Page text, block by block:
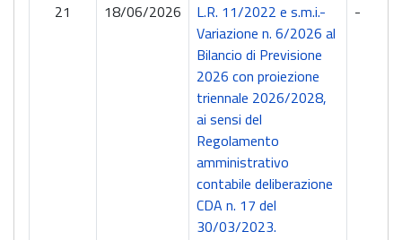
21 18/06/2026
L.R. 11/2022 e s.m.i.-
Variazione n. 6/2026 al
Bilancio di Previsione
2026 con proiezione
triennale 2026/2028,
ai sensi del
Regolamento
amministrativo
contabile deliberazione
CDA n. 17 del
30/03/2023.
-